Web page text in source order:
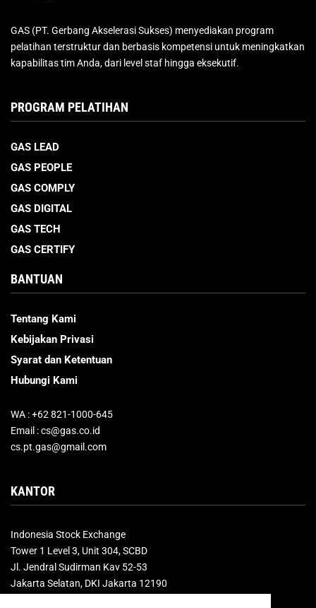
GAS (PT. Gerbang Akselerasi Sukses) menyediakan program
pelatihan terstruktur dan berbasis kompetensi untuk meningkatkan
kapabilitas tim Anda, dari level staf hingga eksekutif.
PROGRAM PELATIHAN
GAS LEAD
GAS PEOPLE
GAS COMPLY
GAS DIGITAL
GAS TECH
GAS CERTIFY
BANTUAN
Tentang Kami
Kebijakan Privasi
Syarat dan Ketentuan
Hubungi Kami
WA : +62 821-1000-645
Email : cs@gas.co.id
cs.pt.gas@gmail.com
KANTOR
Indonesia Stock Exchange
Tower 1 Level 3, Unit 304, SCBD
Jl. Jendral Sudirman Kav 52-53
Jakarta Selatan, DKI Jakarta 12190